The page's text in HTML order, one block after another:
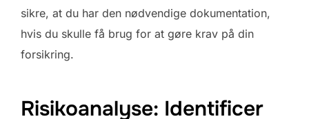
sikre, at du har den nødvendige dokumentation,
hvis du skulle få brug for at gøre krav på din
forsikring.
Risikoanalyse: Identificer